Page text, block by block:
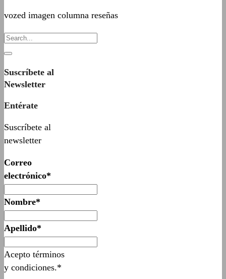
vozed imagen columna reseñas
Suscríbete al
Newsletter
Entérate
Suscríbete al
newsletter
Correo
electrónico*
Nombre*
Apellido*
Acepto términos
y condiciones.*